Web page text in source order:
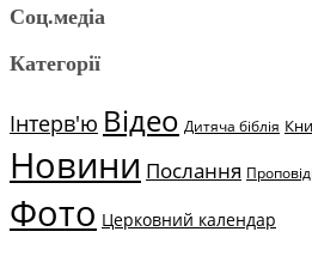
Соц.медіа
Категорії
Інтерв'ю Відео Дитяча біблія
Новини Послання Проповіді
Фото Церковний календар